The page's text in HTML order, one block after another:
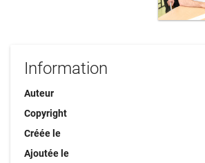
Information
Auteur
Copyright
Créée le
Ajoutée le